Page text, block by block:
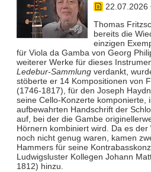
22.07.2026
Thomas
bereits die
einzigen
für Viola da Gamba von Georg
weiterer Werke für dieses
Ledebur-Sammlungverdankt,
stöberte er 14 Kompositionen von
(1746-1817), für den Joseph
seine Cello-Konzerte komponierte,
aufbewahrten Handschrift der
auf, bei der die Gambe
Hörnern kombiniert wird. Da es
noch nicht genug waren, kamen
Hammers für seine
Ludwigsluster Kollegen Johann
1812) hinzu.